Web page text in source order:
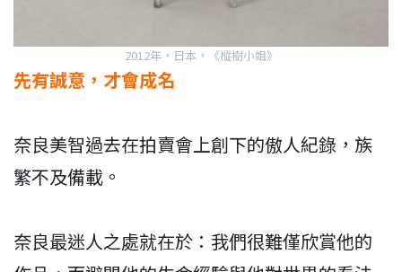
2012年，日本，《樅樹小姐》
先有誠意，才會成名
奈良美智過去在拍賣會上創下的傲人紀錄，族
繁不及備載。
奈良最迷人之處就在於：我們很難僅欣賞他的